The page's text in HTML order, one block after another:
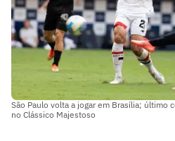
São Paulo volta a jogar em Brasília; último
no Clássico Majestoso